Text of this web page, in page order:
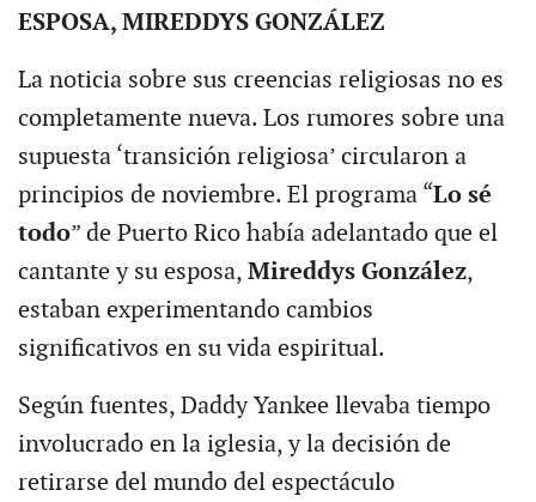
ESPOSA, MIREDDYS GONZÁLEZ
La noticia sobre sus creencias religiosas no es
completamente nueva. Los rumores sobre una
supuesta ‘transición religiosa’ circularon a
principios de noviembre. El programa “Lo sé
todo” de Puerto Rico había adelantado que el
cantante y su esposa, Mireddys González,
estaban experimentando cambios
significativos en su vida espiritual.
Según fuentes, Daddy Yankee llevaba tiempo
involucrado en la iglesia, y la decisión de
retirarse del mundo del espectáculo